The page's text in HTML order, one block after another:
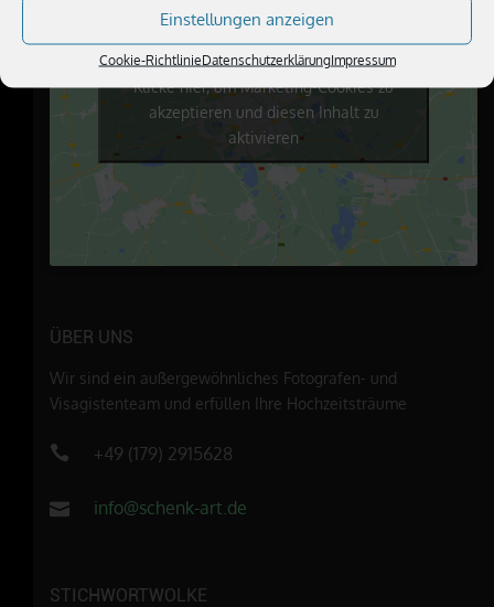
Einstellungen anzeigen
Cookie-RichtlinieDatenschutzerklärungImpressum
Klicke hier, um Marketing-Cookies zu
akzeptieren und diesen Inhalt zu
aktivieren
ÜBER UNS
Wir sind ein außergewöhnliches Fotografen- und
Visagistenteam und erfüllen Ihre Hochzeitsträume
+49 (179) 2915628
info@schenk-art.de
STICHWORTWOLKE